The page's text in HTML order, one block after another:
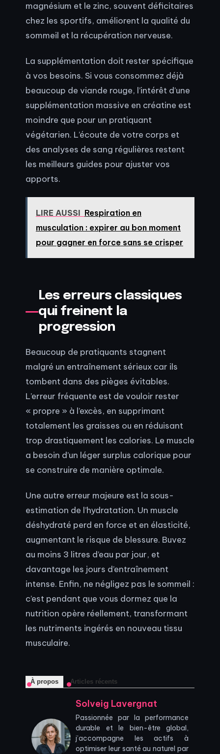
magnésium et le zinc, souvent déficitaires
chez les sportifs, améliorent la qualité du
sommeil et la récupération nerveuse.
La supplémentation doit rester spécifique
à vos besoins. Si vous consommez déjà
beaucoup de viande rouge, l’intérêt d’une
supplémentation massive en créatine est
moindre que pour un pratiquant
végétarien. L’écoute de votre corps et
des analyses de sang régulières restent
les meilleurs guides pour ajuster vos
apports.
LIRE AUSSI Respiration en
musculation : expirer au bon moment
pour gagner en force sans se crisper
Les erreurs classiques
qui freinent la
progression
Beaucoup de pratiquants stagnent
malgré un entraînement sérieux car ils
tombent dans des pièges évitables.
L’erreur fréquente est de vouloir rester
« propre » à l’excès, en supprimant
totalement les graisses ou en réduisant
trop drastiquement les calories. Le muscle
a besoin d’un léger surplus calorique pour
se construire de manière optimale.
Une autre erreur majeure est la sous-
estimation de l’hydratation. Un muscle
déshydraté perd en force et en élasticité,
augmentant le risque de blessure. Buvez
au moins 3 litres d’eau par jour, et
davantage les jours d’entraînement
intense. Enfin, ne négligez pas le sommeil :
c’est pendant que vous dormez que la
nutrition opère réellement, transformant
les nutriments ingérés en nouveau tissu
musculaire.
À propos Articles récents
Solveig Lavergnat
Passionnée par la performance
durable et le bien-être global,
j’accompagne les actifs à
optimiser leur santé au naturel par